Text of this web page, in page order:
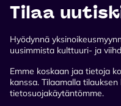
Tilaa
Hyödynnä
uusimmista kulttuuri- ja
Emme koskaan jaa tietoja
kanssa. Tilaamalla
tietosuojakäytäntömme.